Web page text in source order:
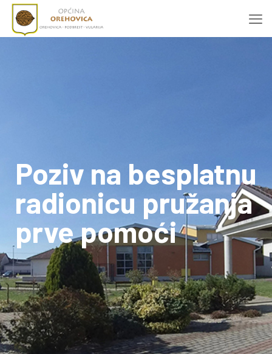
Poziv na besplatnu
radionicu pružanja
prve pomoći